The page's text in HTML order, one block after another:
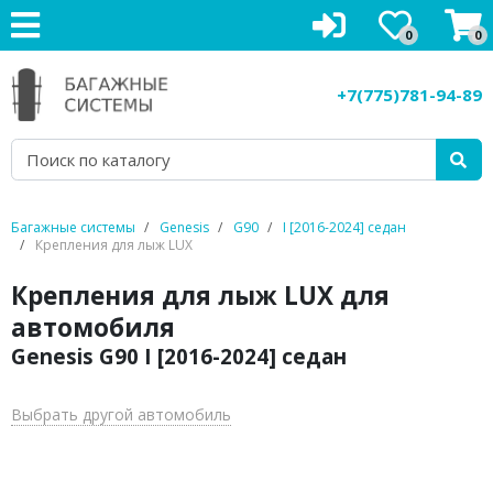
0 0
+7(775)781-94-89
Багажные системы Genesis G90
I [2016-2024] седан
Крепления для лыж LUX
Крепления для лыж LUX для
автомобиля
Genesis G90 I [2016-2024] седан
Выбрать другой автомобиль
Багажники на крышу
Рейлинги на крышу
Боксы на крышу
Велокрепления
Грузовые корзины
Аксессуары
Услуги